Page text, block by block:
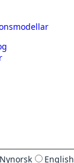
Nynorsk English